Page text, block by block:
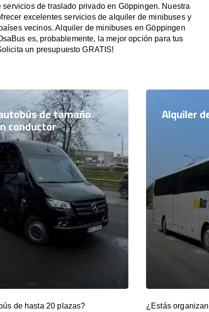
de traslado privado en Göppingen. Nuestra
excelentes servicios de alquiler de minibuses y
vecinos. Alquiler de minibuses en Göppingen
es, probablemente, la mejor opción para tus
un presupuesto GRATIS!
de tamaño
conductor
de hasta 20 plazas?
Alquiler
¿Estás